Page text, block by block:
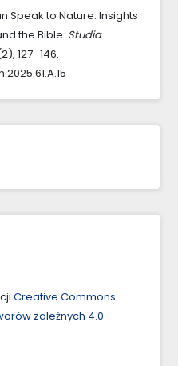
Speak to Nature: Insights
the Bible. Studia
127–146.
Creative Commons
zależnych 4.0